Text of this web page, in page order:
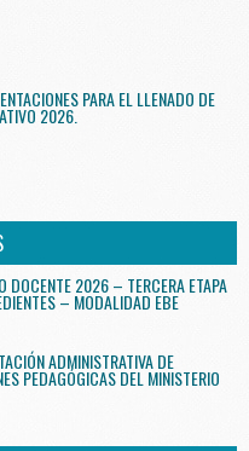
PARA EL LLENADO DE
2026.
DOCENTE 2026 – TERCERA ETAPA
– MODALIDAD EBE
ADMINISTRATIVA DE
PEDAGÓGICAS DEL MINISTERIO